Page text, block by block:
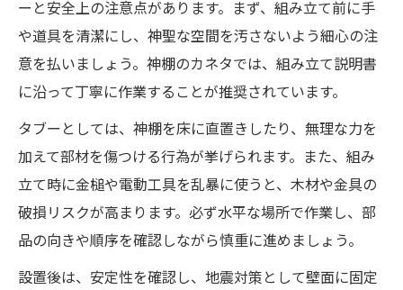
ーと安全上の注意点があります。まず、組み立て前に手
や道具を清潔にし、神聖な空間を汚さないよう細心の注
意を払いましょう。神棚のカネタでは、組み立て説明書
に沿って丁寧に作業することが推奨されています。
タブーとしては、神棚を床に直置きしたり、無理な力を
加えて部材を傷つける行為が挙げられます。また、組み
立て時に金槌や電動工具を乱暴に使うと、木材や金具の
破損リスクが高まります。必ず水平な場所で作業し、部
品の向きや順序を確認しながら慎重に進めましょう。
設置後は、安定性を確認し、地震対策として壁面に固定